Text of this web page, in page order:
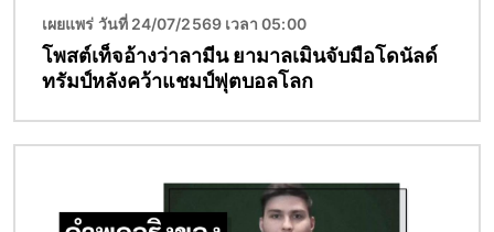
เผยแพร่ วันที่ 24/07/2569 เวลา 05:00
โพสต์เท็จอ้างว่าลามีน ยามาลเมินจับมือโดนัลด์
ทรัมป์หลังคว้าแชมป์ฟุตบอลโลก